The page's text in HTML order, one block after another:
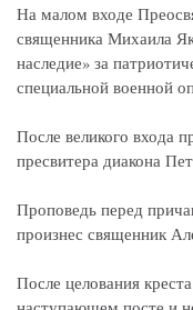
На малом входе
священника Михаила
наследие» за
специальной военной
После великого входа
пресвитера диакона
Проповедь перед
произнес священник
После целования